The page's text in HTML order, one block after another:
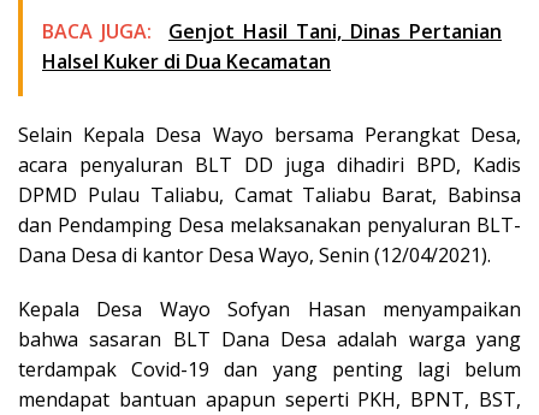
BACA JUGA:
Genjot Hasil Tani, Dinas Pertanian
Halsel Kuker di Dua Kecamatan
Selain Kepala Desa Wayo bersama Perangkat Desa,
acara penyaluran BLT DD juga dihadiri BPD, Kadis
DPMD Pulau Taliabu, Camat Taliabu Barat, Babinsa
dan Pendamping Desa melaksanakan penyaluran BLT-
Dana Desa di kantor Desa Wayo, Senin (12/04/2021).
Kepala Desa Wayo Sofyan Hasan menyampaikan
bahwa sasaran BLT Dana Desa adalah warga yang
terdampak Covid-19 dan yang penting lagi belum
mendapat bantuan apapun seperti PKH, BPNT, BST,